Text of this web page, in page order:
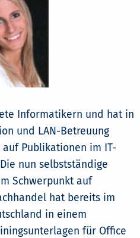
Informatikern und hat in
und LAN-Betreuung
Publikationen im IT-
nun selbstständige
Schwerpunkt auf
hat bereits im
in einem
für Office